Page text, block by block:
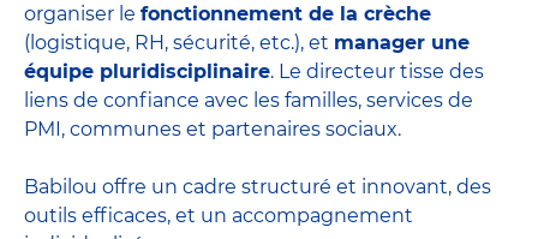
organiser le fonctionnement de la crèche
(logistique, RH, sécurité, etc.), et manager une
équipe pluridisciplinaire. Le directeur tisse des
liens de confiance avec les familles, services de
PMI, communes et partenaires sociaux.
Babilou offre un cadre structuré et innovant, des
outils efficaces, et un accompagnement